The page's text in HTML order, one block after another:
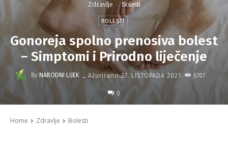
Zdravlje Bolesti
BOLESTI
Gonoreja spolno prenosiva bolest
– Simptomi i Prirodno liječenje
By NARODNI LIJEK - Ažurirano 27. LISTOPADA 2021. 6707
0
Home Zdravlje Bolesti